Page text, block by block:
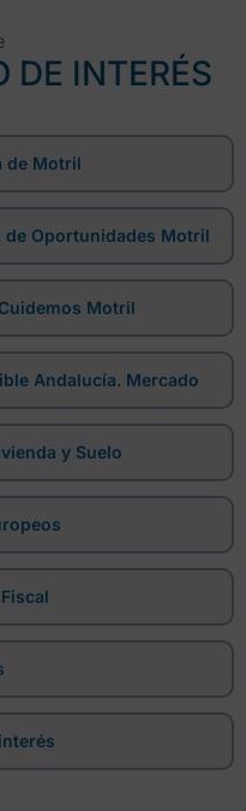
DE INTERÉS
de Motril
de Oportunidades Motril
Motril
Andalucía. Mercado
y Suelo